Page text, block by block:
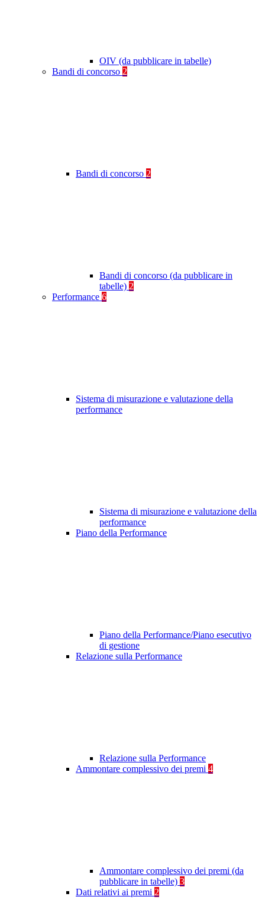
OIV (da pubblicare in tabelle)
Bandi di concorso 2
Bandi di concorso 2
Bandi di concorso (da pubblicare in
tabelle) 2
Performance 6
Sistema di misurazione e valutazione della
performance
Sistema di misurazione e valutazione della
performance
Piano della Performance
Piano della Performance/Piano esecutivo
di gestione
Relazione sulla Performance
Relazione sulla Performance
Ammontare complessivo dei premi 4
Ammontare complessivo dei premi (da
pubblicare in tabelle) 3
Dati relativi ai premi 2